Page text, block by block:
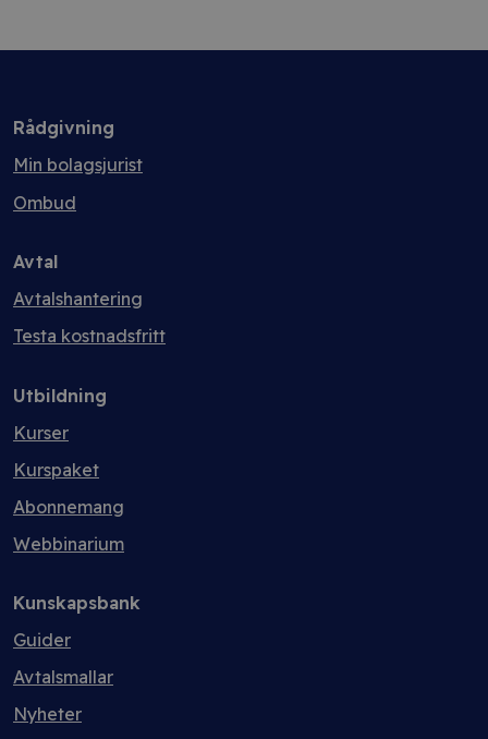
Rådgivning
Min bolagsjurist
Ombud
Avtal
Avtalshantering
Testa kostnadsfritt
Utbildning
Kurser
Kurspaket
Abonnemang
Webbinarium
Kunskapsbank
Guider
Avtalsmallar
Nyheter